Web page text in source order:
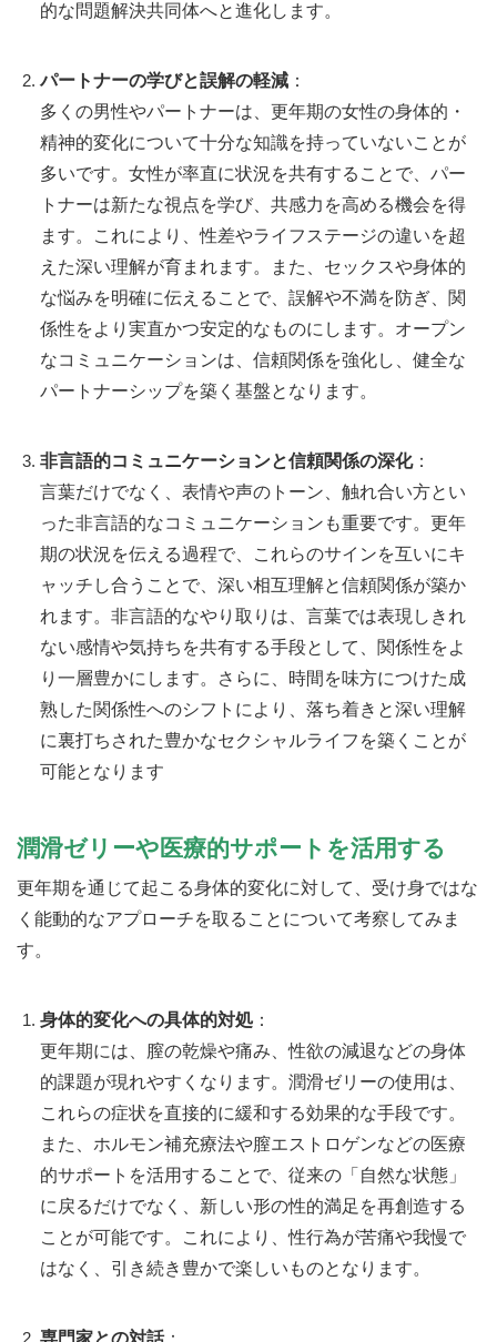
的な問題解決共同体へと進化します。
パートナーの学びと誤解の軽減 ：
多くの男性やパートナーは、更年期の女性の身体的・
精神的変化について十分な知識を持っていないことが
多いです。女性が率直に状況を共有することで、パー
トナーは新たな視点を学び、共感力を高める機会を得
ます。これにより、性差やライフステージの違いを超
えた深い理解が育まれます。また、セックスや身体的
な悩みを明確に伝えることで、誤解や不満を防ぎ、関
係性をより実直かつ安定的なものにします。オープン
なコミュニケーションは、信頼関係を強化し、健全な
パートナーシップを築く基盤となります。
非言語的コミュニケーションと信頼関係の深化：
言葉だけでなく、表情や声のトーン、触れ合い方とい
った非言語的なコミュニケーションも重要です。更年
期の状況を伝える過程で、これらのサインを互いにキ
ャッチし合うことで、深い相互理解と信頼関係が築か
れます。非言語的なやり取りは、言葉では表現しきれ
ない感情や気持ちを共有する手段として、関係性をよ
り一層豊かにします。さらに、時間を味方につけた成
熟した関係性へのシフトにより、落ち着きと深い理解
に裏打ちされた豊かなセクシャルライフを築くことが
可能となります
潤滑ゼリーや医療的サポートを活用する
更年期を通じて起こる身体的変化に対して、受け身ではな
く能動的なアプローチを取ることについて考察してみま
す。
身体的変化への具体的対処 ：
更年期には、膣の乾燥や痛み、性欲の減退などの身体
的課題が現れやすくなります。潤滑ゼリーの使用は、
これらの症状を直接的に緩和する効果的な手段です。
また、ホルモン補充療法や膣エストロゲンなどの医療
的サポートを活用することで、従来の「自然な状態」
に戻るだけでなく、新しい形の性的満足を再創造する
ことが可能です。これにより、性行為が苦痛や我慢で
はなく、引き続き豊かで楽しいものとなります。